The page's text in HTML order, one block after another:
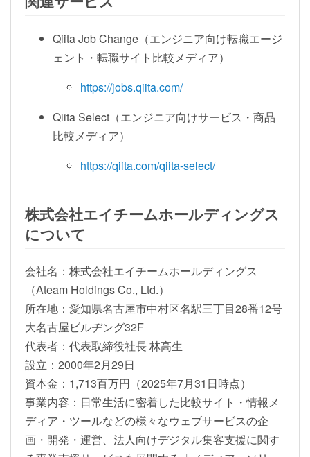
Qiita Job Change（エンジニア向け転職エージ
ェント・転職サイト比較メディア）
https://jobs.qiita.com/
Qiita Select（エンジニア向けサービス・商品
比較メディア）
https://qiita.com/qiita-select/
株式会社エイチームホールディングス
について
会社名：株式会社エイチームホールディングス
（Ateam Holdings Co., Ltd.）
所在地：愛知県名古屋市中村区名駅三丁目28番12号
大名古屋ビルヂング32F
代表者：代表取締役社長 林高生
設立：2000年2月29日
資本金：1,713百万円（2025年7月31日時点）
事業内容：日常生活に密着した比較サイト・情報メ
ディア・ツールなどの様々なウェブサービスの企
画・開発・運営、法人向けデジタル集客支援に関す